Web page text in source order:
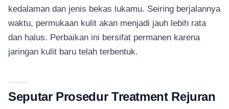
kedalaman dan jenis bekas lukamu. Seiring berjalannya
waktu, permukaan kulit akan menjadi jauh lebih rata
dan halus. Perbaikan ini bersifat permanen karena
jaringan kulit baru telah terbentuk.
Seputar Prosedur Treatment Rejuran